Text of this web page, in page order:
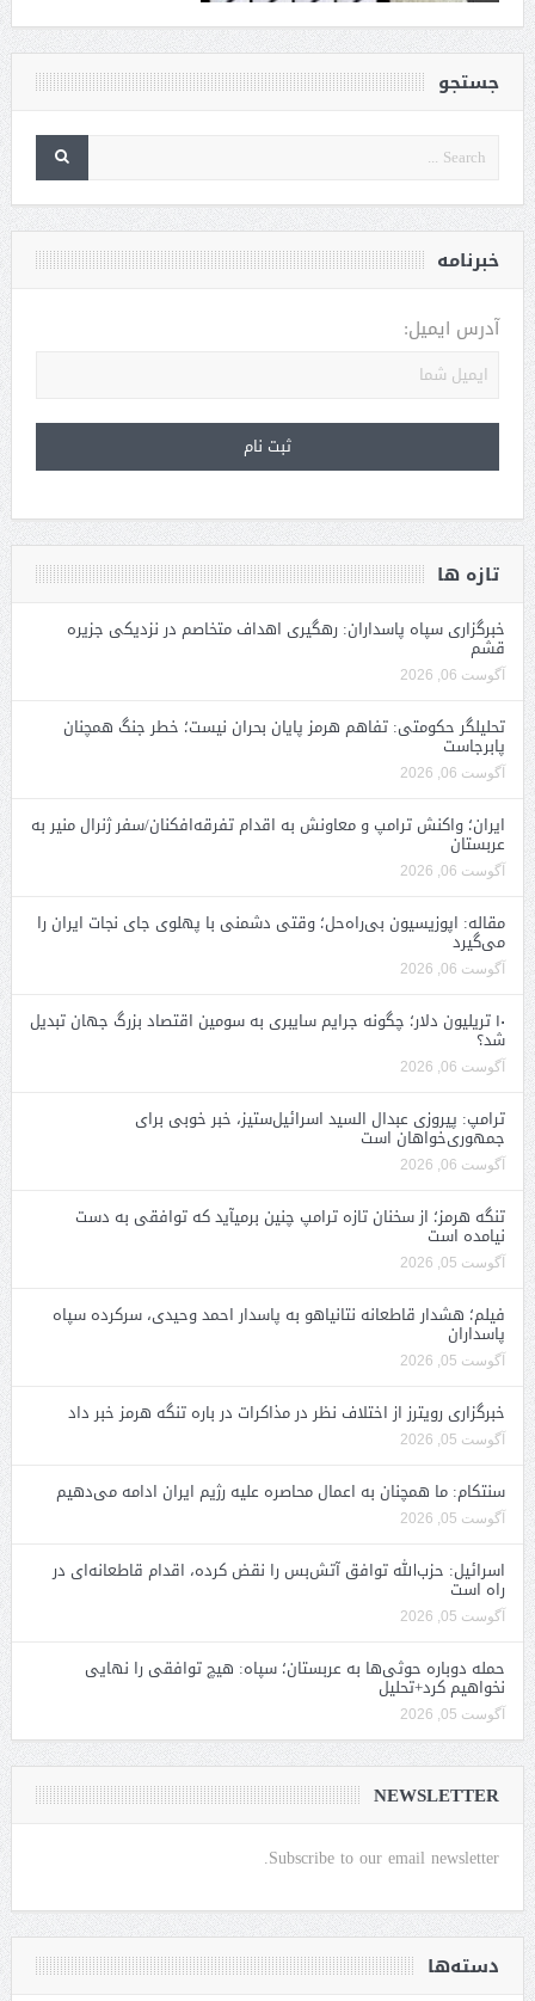
جستجو
خبرنامه
آدرس ایمیل:
تازه ها
خبرگزاری سپاه پاسداران: رهگیری اهداف متخاصم در نزدیکی جزیره
قشم
آگوست 06, 2026
تحلیلگر حکومتی: تفاهم هرمز پایان بحران نیست؛ خطر جنگ همچنان
پابرجاست
آگوست 06, 2026
ایران؛ واکنش ترامپ و معاونش به اقدام تفرقه‌افکنان/سفر ژنرال منیر به
عربستان
آگوست 06, 2026
مقاله: اپوزیسیون بی‌راه‌حل؛ وقتی دشمنی با پهلوی جای نجات ایران را
می‌گیرد
آگوست 06, 2026
۱۰ تریلیون دلار؛ چگونه جرایم سایبری به سومین اقتصاد بزرگ جهان تبدیل
شد؟
آگوست 06, 2026
ترامپ: پیروزی عبدال السید اسرائیل‌ستیز، خبر خوبی برای
جمهوری‌خواهان است
آگوست 06, 2026
تنگه هرمز؛ از سخنان تازه ترامپ چنین برمیآید که توافقی به دست
نیامده است
آگوست 05, 2026
فیلم؛ هشدار قاطعانه نتانیاهو به پاسدار احمد وحیدی، سرکرده سپاه
پاسداران
آگوست 05, 2026
خبرگزاری رویترز از اختلاف نظر در مذاکرات در باره تنگه هرمز خبر داد
آگوست 05, 2026
سنتکام: ما همچنان به اعمال محاصره علیه رژیم ایران ادامه می‌دهیم
آگوست 05, 2026
اسرائیل: حزب‌الله توافق آتش‌بس را نقض کرده، اقدام قاطعانه‌ای در
راه است
آگوست 05, 2026
حمله دوباره حوثی‌ها به عربستان؛ سپاه: هیچ توافقی را نهایی
نخواهیم کرد+تحلیل
آگوست 05, 2026
NEWSLETTER
Subscribe to our email newsletter.
دسته‌ها